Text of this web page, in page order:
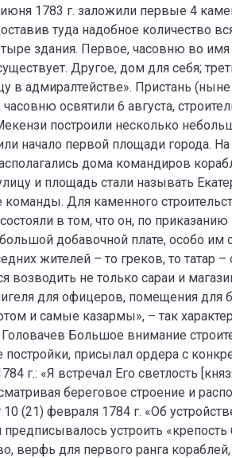
1783 г. заложили первые 4
туда надобное количество
здания. Первое, часовню во
Другое, дом для себя;
в адмиралтействе». Пристань
освятили 6 августа,
построили несколько
начало первой площади города.
дома командиров
и площадь стали называть
Для каменного
в том, что он, по
добавочной плате, особо им
жителей – то греков, то татар –
не только сараи и
для офицеров, помещения для
и самые казармы», – так
Большое внимание
присылал ордера с
г.: «Я встречал Его светлость
береговое строение и
(21) февраля 1784 г. «Об
устроить
верфь для первого ранга